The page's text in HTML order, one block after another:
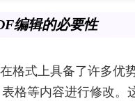
编辑的必要性
格式上具备了许多优
格等内容进行修改。